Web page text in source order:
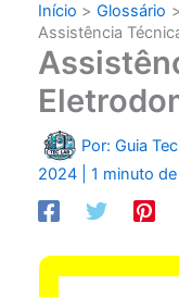
Início
Glossário
Assistência
Por: Guia
2024
1 minuto